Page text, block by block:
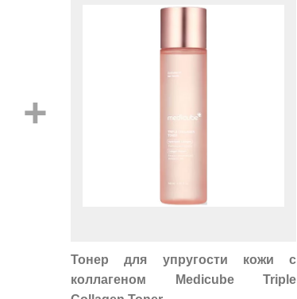
+
Тонер для упругости кожи с
коллагеном Medicube Triple